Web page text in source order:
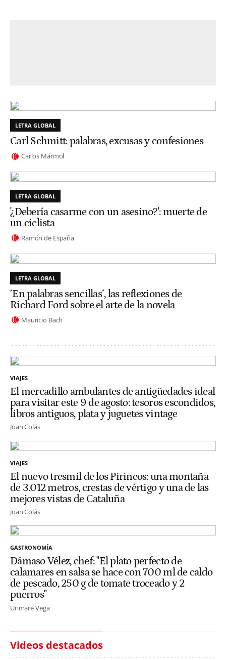
LETRA GLOBAL
Carl Schmitt: palabras, excusas y confesiones
Carlos Mármol
LETRA GLOBAL
'¿Debería casarme con un asesino?': muerte de
un ciclista
Ramón de España
LETRA GLOBAL
´En palabras sencillas´, las reflexiones de
Richard Ford sobre el arte de la novela
Mauricio Bach
VIAJES
El mercadillo ambulantes de antigüedades ideal
para visitar este 9 de agosto: tesoros escondidos,
libros antiguos, plata y juguetes vintage
Joan Colás
VIAJES
El nuevo tresmil de los Pirineos: una montaña
de 3.012 metros, crestas de vértigo y una de las
mejores vistas de Cataluña
Joan Colás
GASTRONOMÍA
Dámaso Vélez, chef: "El plato perfecto de
calamares en salsa se hace con 700 ml de caldo
de pescado, 250 g de tomate troceado y 2
puerros"
Urimare Vega
Videos destacados